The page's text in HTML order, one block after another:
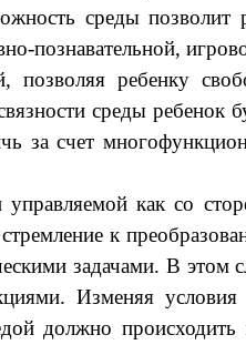
среды
познавательной,
позволяя ребенку
среды ребе­нок
за счет
как со
к
зада­чами. В этом
Изменяя
должно